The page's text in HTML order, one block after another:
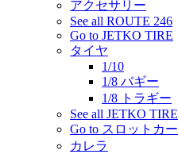
アクセサリー
See all ROUTE 246
Go to JETKO TIRE
タイヤ
1/10
1/8 バギー
1/8 トラギー
See all JETKO TIRE
Go to スロットカー
カレラ